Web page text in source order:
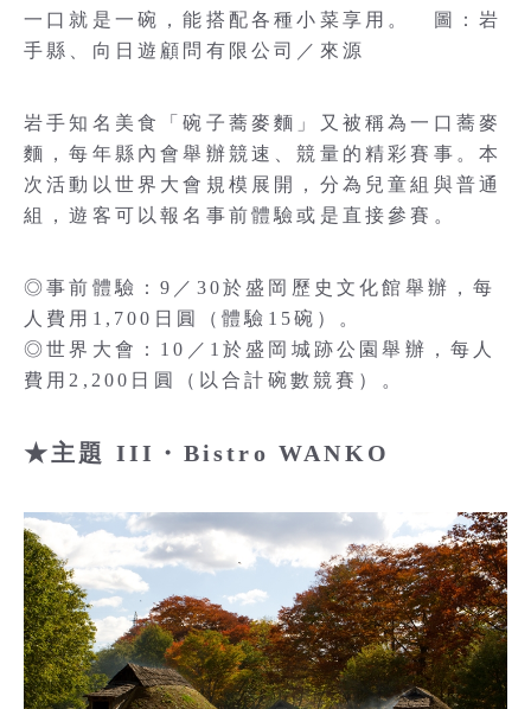
一口就是一碗，能搭配各種小菜享用。 圖：岩
手縣、向日遊顧問有限公司／來源
岩手知名美食「碗子蕎麥麵」又被稱為一口蕎麥
麵，每年縣內會舉辦競速、競量的精彩賽事。本
次活動以世界大會規模展開，分為兒童組與普通
組，遊客可以報名事前體驗或是直接參賽。
◎事前體驗：9／30於盛岡歷史文化館舉辦，每
人費用1,700日圓（體驗15碗）。
◎世界大會：10／1於盛岡城跡公園舉辦，每人
費用2,200日圓（以合計碗數競賽）。
★主題 III・Bistro WANKO